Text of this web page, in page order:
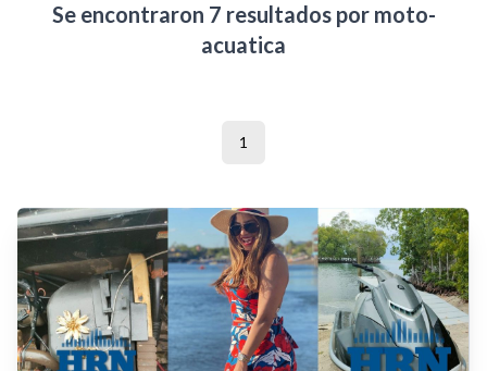
Se encontraron 7 resultados por moto-
acuatica
1